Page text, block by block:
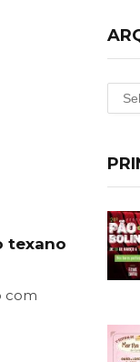
texano
com